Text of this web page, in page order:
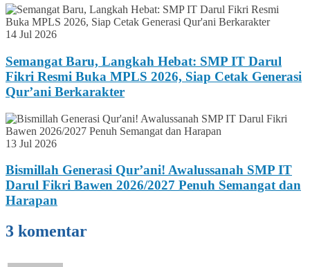
14 Jul 2026
Semangat Baru, Langkah Hebat: SMP IT Darul
Fikri Resmi Buka MPLS 2026, Siap Cetak Generasi
Qur’ani Berkarakter
13 Jul 2026
Bismillah Generasi Qur’ani! Awalussanah SMP IT
Darul Fikri Bawen 2026/2027 Penuh Semangat dan
Harapan
3 komentar